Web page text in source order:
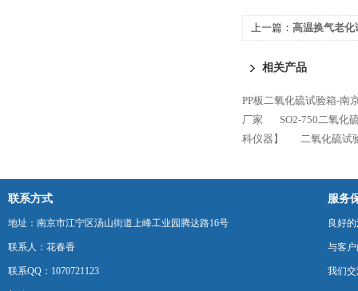
上一篇： 高温换气老化
相关产品
PP板二氧化硫试验箱-南
厂家
SO2-750二氧化
科仪器】
二氧化硫试
联系方式
地址：南京市江宁区汤山街道上峰工业园腾达路16号
联系人：花春香
联系QQ：1070721123
服务
良好
与客
我们